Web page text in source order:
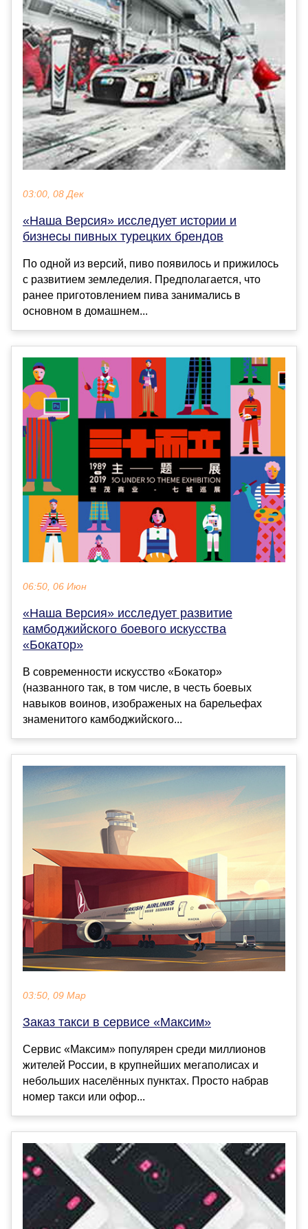
03:00, 08 Дек
«Наша Версия» исследует истории и
бизнесы пивных турецких брендов
По одной из версий, пиво появилось и прижилось
с развитием земледелия. Предполагается, что
ранее приготовлением пива занимались в
основном в домашнем...
06:50, 06 Июн
«Наша Версия» исследует развитие
камбоджийского боевого искусства
«Бокатор»
В современности искусство «Бокатор»
(названного так, в том числе, в честь боевых
навыков воинов, изображеных на барельефах
знаменитого камбоджийского...
03:50, 09 Мар
Заказ такси в сервисе «Максим»
Сервис «Максим» популярен среди миллионов
жителей России, в крупнейших мегаполисах и
небольших населённых пунктах. Просто набрав
номер такси или офор...